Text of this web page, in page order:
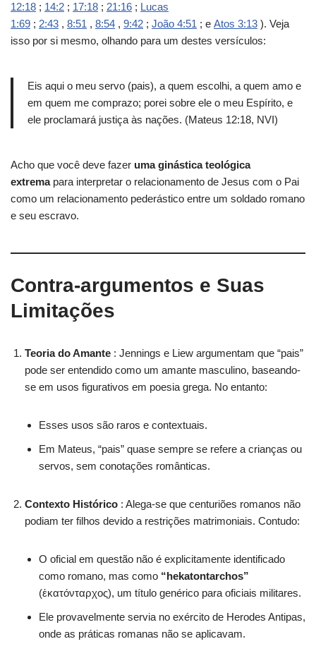
12:18 ; 14:2 ; 17:18 ; 21:16 ; Lucas
1:69 ; 2:43 , 8:51 , 8:54 , 9:42 ; João 4:51 ; e Atos 3:13 ). Veja
isso por si mesmo, olhando para um destes versículos:
Eis aqui o meu servo (pais), a quem escolhi, a quem amo e
em quem me comprazo; porei sobre ele o meu Espírito, e
ele proclamará justiça às nações. (Mateus 12:18, NVI)
Acho que você deve fazer uma ginástica teológica
extremapara interpretar o relacionamento de Jesus com o Pai
como um relacionamento pederástico entre um soldado romano
e seu escravo.
Contra-argumentos e Suas
Limitações
Teoria do Amante : Jennings e Liew argumentam que “pais”
pode ser entendido como um amante masculino, baseando-
se em usos figurativos em poesia grega. No entanto:
Esses usos são raros e contextuais.
Em Mateus, “pais” quase sempre se refere a crianças ou
servos, sem conotações românticas.
Contexto Histórico : Alega-se que centuriões romanos não
podiam ter filhos devido a restrições matrimoniais. Contudo:
O oficial em questão não é explicitamente identificado
como romano, mas como “hekatontarchos”
(ἑκατόνταρχος), um título genérico para oficiais militares.
Ele provavelmente servia no exército de Herodes Antipas,
onde as práticas romanas não se aplicavam.